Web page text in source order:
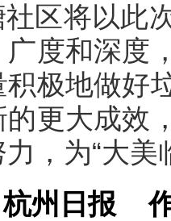
区将以此
度和深度
极地做好
更大成效
，为“大美
杭州日报